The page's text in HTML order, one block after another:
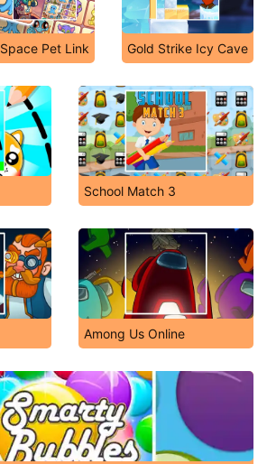
Space Pet Link Gold Strike Icy Cave
School Match 3
Among Us Online